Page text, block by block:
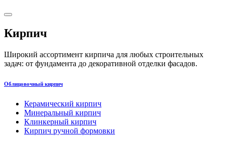
Кирпич
Широкий ассортимент кирпича для любых строительных
задач: от фундамента до декоративной отделки фасадов.
Облицовочный кирпич
Керамический кирпич
Минеральный кирпич
Клинкерный кирпич
Кирпич ручной формовки